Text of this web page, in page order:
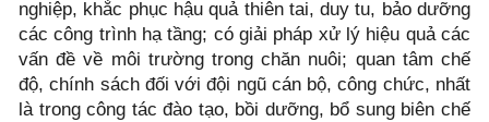
nghiệp, khắc phục hậu quả thiên tai, duy tu, bảo dưỡng
các công trình hạ tầng; có giải pháp xử lý hiệu quả các
vấn đề về môi trường trong chăn nuôi; quan tâm chế
độ, chính sách đối với đội ngũ cán bộ, công chức, nhất
là trong công tác đào tạo, bồi dưỡng, bổ sung biên chế